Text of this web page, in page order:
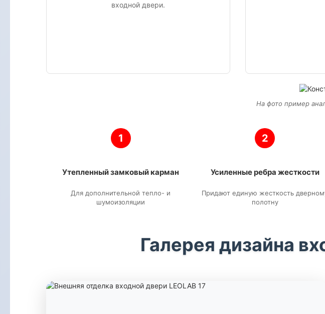
входной двери.
На фото пример
1
Утепленный замковый карман
Для дополнительной тепло- и
шумоизоляции
2
Усиленные ребра жесткости
Придают единую жесткость
полотну
Галерея дизайна